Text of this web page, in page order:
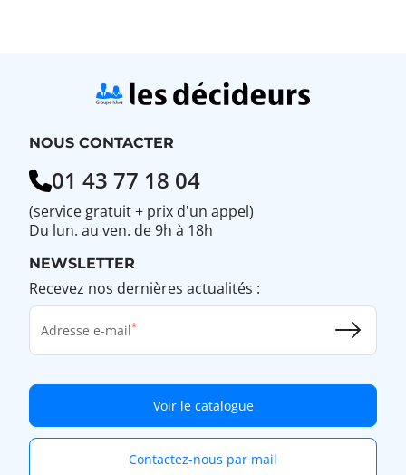
NOUS CONTACTER
01 43 77 18 04
(service gratuit + prix d'un appel)
Du lun. au ven. de 9h à 18h
NEWSLETTER
Recevez nos dernières actualités :
Adresse e-mail
Voir le catalogue
Contactez-nous par mail